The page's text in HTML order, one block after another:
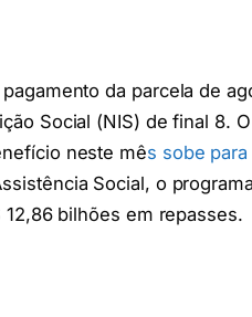
da parcela de
Social (NIS) de final 8.
neste mês sobe para
Social, o
bilhões em repasses.